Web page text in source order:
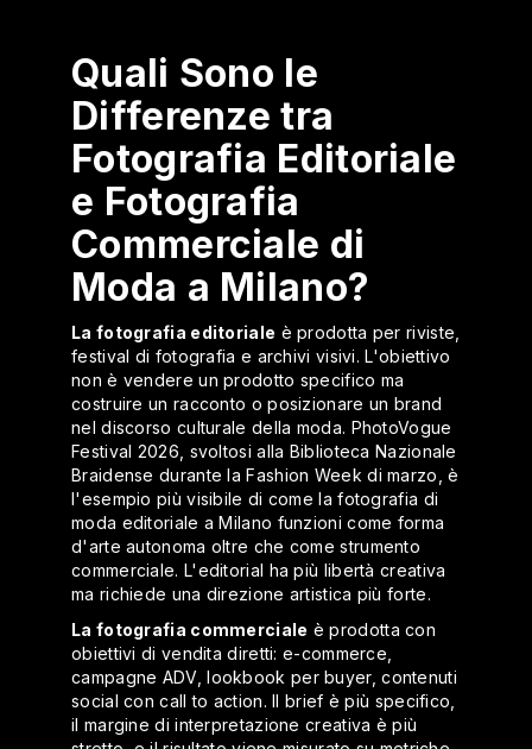
Quali Sono le
Differenze tra
Fotografia Editoriale
e Fotografia
Commerciale di
Moda a Milano?
La fotografia editoriale è prodotta per riviste,
festival di fotografia e archivi visivi. L'obiettivo
non è vendere un prodotto specifico ma
costruire un racconto o posizionare un brand
nel discorso culturale della moda. PhotoVogue
Festival 2026, svoltosi alla Biblioteca Nazionale
Braidense durante la Fashion Week di marzo, è
l'esempio più visibile di come la fotografia di
moda editoriale a Milano funzioni come forma
d'arte autonoma oltre che come strumento
commerciale. L'editorial ha più libertà creativa
ma richiede una direzione artistica più forte.
La fotografia commerciale è prodotta con
obiettivi di vendita diretti: e-commerce,
campagne ADV, lookbook per buyer, contenuti
social con call to action. Il brief è più specifico,
il margine di interpretazione creativa è più